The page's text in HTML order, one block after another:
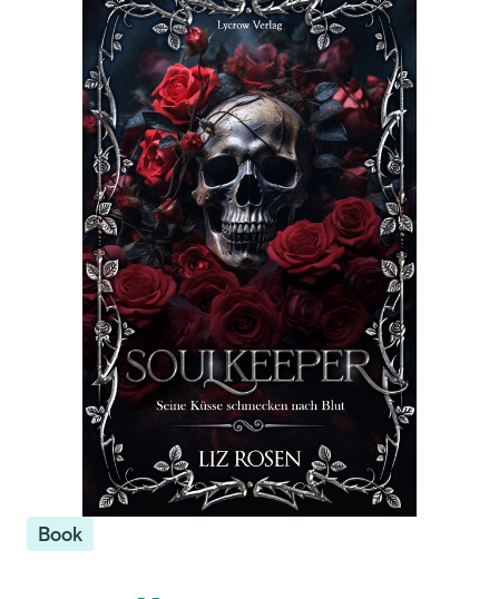
Book